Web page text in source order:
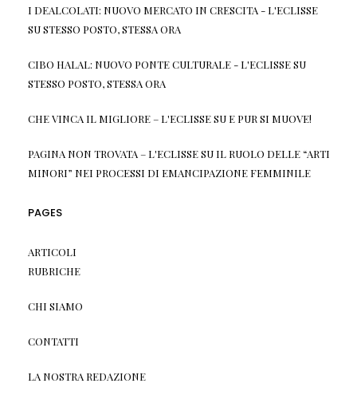
I DEALCOLATI: NUOVO MERCATO IN CRESCITA - L'ECLISSE
SUSTESSO POSTO, STESSA ORA
CIBO HALAL: NUOVO PONTE CULTURALE - L'ECLISSESU
STESSO POSTO, STESSA ORA
CHE VINCA IL MIGLIORE – L'ECLISSESU E PUR SI MUOVE!
PAGINA NON TROVATA – L'ECLISSESU IL RUOLO DELLE “ARTI
MINORI” NEI PROCESSI DI EMANCIPAZIONE FEMMINILE
PAGES
ARTICOLI
RUBRICHE
CHI SIAMO
CONTATTI
LA NOSTRA REDAZIONE